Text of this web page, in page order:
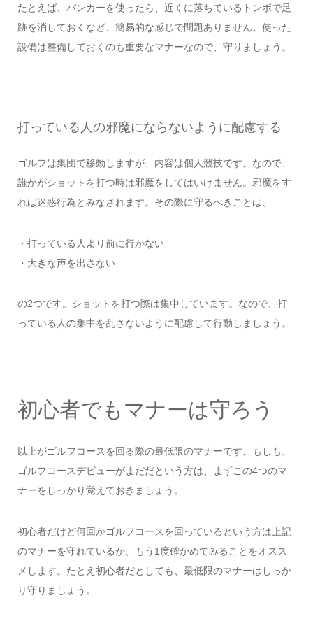
たとえば、バンカーを使ったら、近くに落ちているトンボで足
跡を消しておくなど、簡易的な感じで問題ありません。使った
設備は整備しておくのも重要なマナーなので、守りましょう。
打っている人の邪魔にならないように配慮する
ゴルフは集団で移動しますが、内容は個人競技です。なので、
誰かがショットを打つ時は邪魔をしてはいけません。邪魔をす
れば迷惑行為とみなされます。その際に守るべきことは、
・打っている人より前に行かない
・大きな声を出さない
の2つです。ショットを打つ際は集中しています。なので、打
っている人の集中を乱さないように配慮して行動しましょう。
初心者でもマナーは守ろう
以上がゴルフコースを回る際の最低限のマナーです。もしも、
ゴルフコースデビューがまだだという方は、まずこの4つのマ
ナーをしっかり覚えておきましょう。
初心者だけど何回かゴルフコースを回っているという方は上記
のマナーを守れているか、もう1度確かめてみることをオスス
メします。たとえ初心者だとしても、最低限のマナーはしっか
り守りましょう。